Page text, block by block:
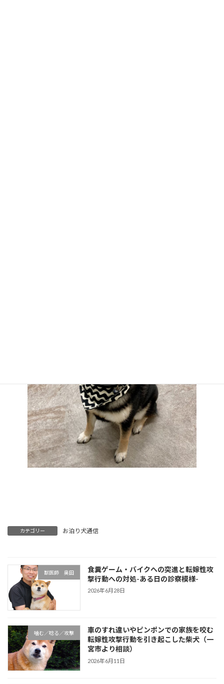
カテゴリー お泊り犬通信
獣医師 奥田
食糞ゲーム・バイクへの突進と転嫁性攻
撃行動への対処-ある日の診察模様-
2026年6月28日
噛む／唸る／攻撃
車のすれ違いやピンポンでの家族を咬む
転嫁性攻撃行動を引き起こした柴犬（一
宮市より相談）
2026年6月11日